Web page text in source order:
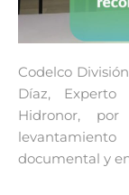
Codelco
Díaz,
Hidronor,
documental y